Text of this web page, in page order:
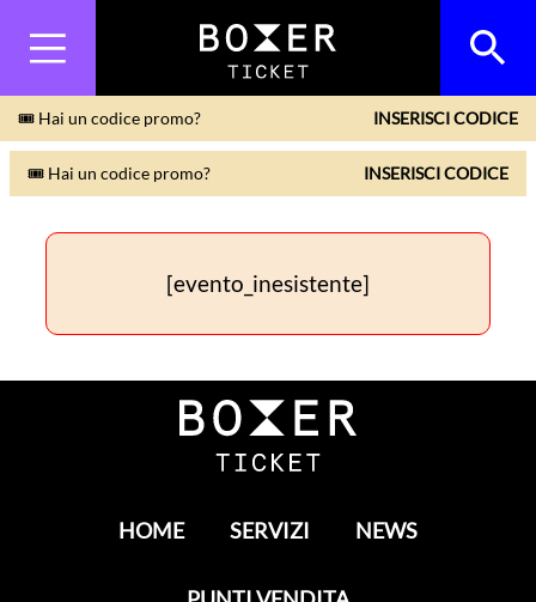
🎟 Hai un codice promo? INSERISCI CODICE
🎟 Hai un codice promo? INSERISCI CODICE
[evento_inesistente]
HOME SERVIZI NEWS